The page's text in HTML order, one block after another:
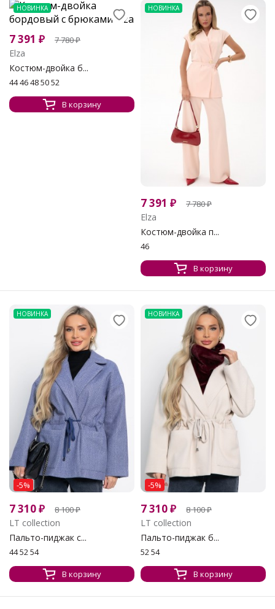
НОВИНКА
7 391 ₽ 7 780₽
Elza
Костюм-двойка б...
44 46 48 50 52
В корзину
НОВИНКА
7 391 ₽ 7 780₽
Elza
Костюм-двойка п...
46
В корзину
НОВИНКА
-5%
7 310₽ 8 100₽
LT collection
Пальто-пиджак с...
44 52 54
В корзину
НОВИНКА
-5%
7 310₽ 8 100₽
LT collection
Пальто-пиджак б...
52 54
В корзину